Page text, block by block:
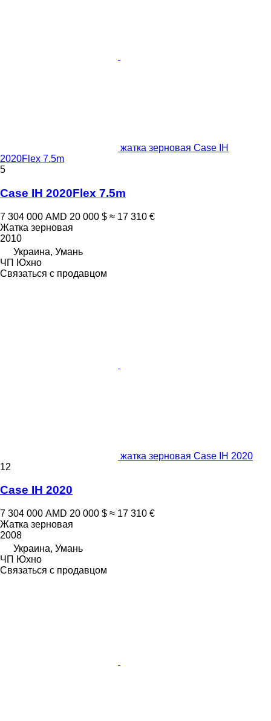
жатка зерновая Case IH
2020Flex 7.5m
5
Case IH 2020Flex 7.5m
7 304 000 AMD 20 000 $ ≈ 17 310 €
Жатка зерновая
2010
Украина, Умань
ЧП Юхно
Связаться с продавцом
жатка зерновая Case IH 2020
12
Case IH 2020
7 304 000 AMD 20 000 $ ≈ 17 310 €
Жатка зерновая
2008
Украина, Умань
ЧП Юхно
Связаться с продавцом